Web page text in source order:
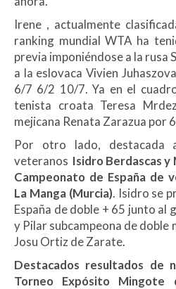
Irene , actualmente
ranking mundial WTA ha
previa imponiéndose a la rusa
a la eslovaca Vivien
6/7 6/2 10/7. Ya en el
tenista croata Teresa
mejicana Renata Zarazua por
Por otro lado, destacada
veteranos Isidro Berdascas y
Campeonato de España de
La Manga (Murcia). Isidro se
España de doble + 65 junto al
y Pilar subcampeona de doble
Josu Ortiz de Zarate.
Destacados resultados de
Torneo Expósito